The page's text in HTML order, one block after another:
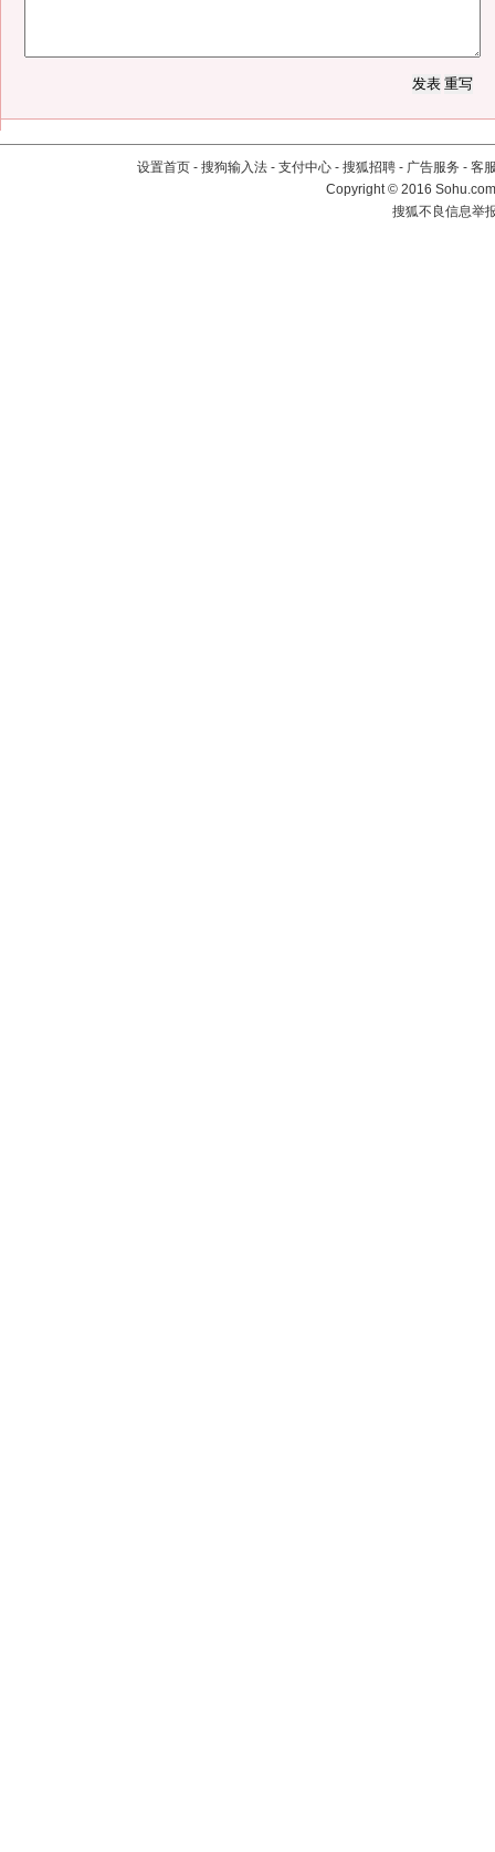
设置首页 - 搜狗输入法 - 支付中心 - 搜狐招聘 - 广告服务 - 客
Copyright©2016
搜狐不良信息举